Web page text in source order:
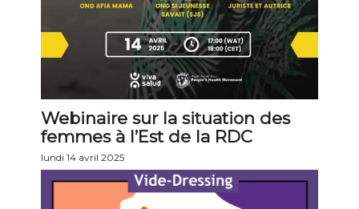
Webinaire sur la situation des
femmes à l’Est de la RDC
lundi 14 avril 2025